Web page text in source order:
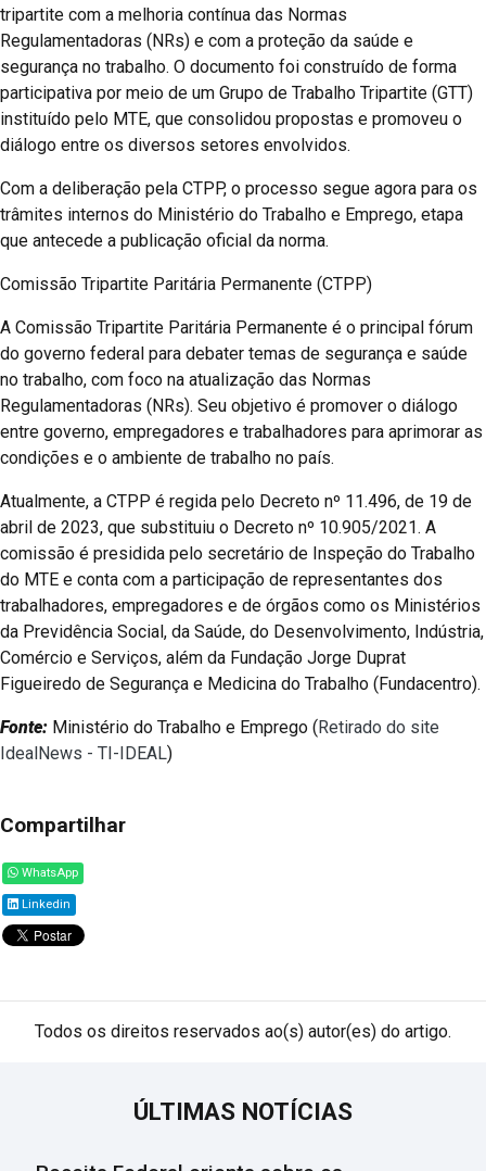
tripartite com a melhoria contínua das Normas
Regulamentadoras (NRs) e com a proteção da saúde e
segurança no trabalho. O documento foi construído de forma
participativa por meio de um Grupo de Trabalho Tripartite (GTT)
instituído pelo MTE, que consolidou propostas e promoveu o
diálogo entre os diversos setores envolvidos.
Com a deliberação pela CTPP, o processo segue agora para os
trâmites internos do Ministério do Trabalho e Emprego, etapa
que antecede a publicação oficial da norma.
Comissão Tripartite Paritária Permanente (CTPP)
A Comissão Tripartite Paritária Permanente é o principal fórum
do governo federal para debater temas de segurança e saúde
no trabalho, com foco na atualização das Normas
Regulamentadoras (NRs). Seu objetivo é promover o diálogo
entre governo, empregadores e trabalhadores para aprimorar as
condições e o ambiente de trabalho no país.
Atualmente, a CTPP é regida pelo Decreto nº 11.496, de 19 de
abril de 2023, que substituiu o Decreto nº 10.905/2021. A
comissão é presidida pelo secretário de Inspeção do Trabalho
do MTE e conta com a participação de representantes dos
trabalhadores, empregadores e de órgãos como os Ministérios
da Previdência Social, da Saúde, do Desenvolvimento, Indústria,
Comércio e Serviços, além da Fundação Jorge Duprat
Figueiredo de Segurança e Medicina do Trabalho (Fundacentro).
Fonte: Ministério do Trabalho e Emprego (Retirado do site
IdealNews - TI-IDEAL)
Compartilhar
WhatsApp
Linkedin
Todos os direitos reservados ao(s) autor(es) do artigo.
ÚLTIMAS NOTÍCIAS